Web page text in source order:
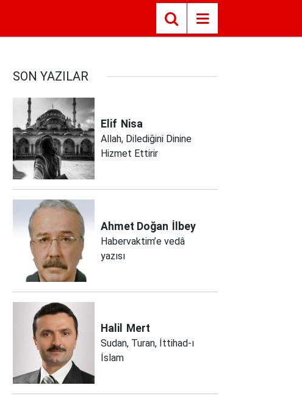
SON YAZILAR
Elif Nisa
Allah, Dilediğini Dinine
Hizmet Ettirir
Ahmet Doğan İlbey
Habervaktim’e vedâ
yazısı
Halil Mert
Sudan, Turan, İttihad-ı
İslam